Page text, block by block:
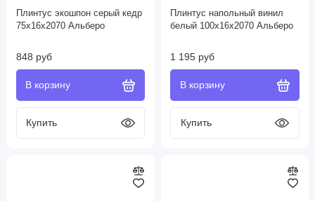
Плинтус экошпон серый кедр
75х16х2070 Альберо
848 руб
Плинтус напольный винил
белый 100х16х2070 Альберо
1 195 руб